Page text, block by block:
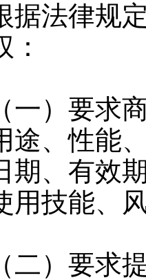
据法律规
：
要求商
途、性能
期、有效
用技能、
要求提